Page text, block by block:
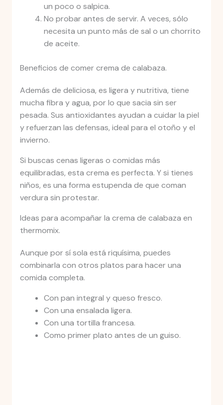
un poco o salpica.
No probar antes de servir. A veces, sólo
necesita un punto más de sal o un chorrito
de aceite.
Beneficios de comer crema de calabaza.
Además de deliciosa, es ligera y nutritiva, tiene
mucha fibra y agua, por lo que sacia sin ser
pesada. Sus antioxidantes ayudan a cuidar la piel
y refuerzan las defensas, ideal para el otoño y el
invierno.
Si buscas cenas ligeras o comidas más
equilibradas, esta crema es perfecta. Y si tienes
niños, es una forma estupenda de que coman
verdura sin protestar.
Ideas para acompañar la crema de calabaza en
thermomix.
Aunque por sí sola está riquísima, puedes
combinarla con otros platos para hacer una
comida completa.
Con pan integral y queso fresco.
Con una ensalada ligera.
Con una tortilla francesa.
Como primer plato antes de un guiso.